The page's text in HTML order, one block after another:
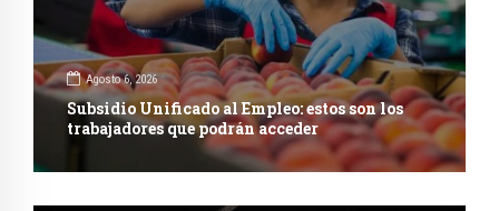
Agosto 6, 2026
Subsidio Unificado al Empleo: estos son los
trabajadores que podrán acceder